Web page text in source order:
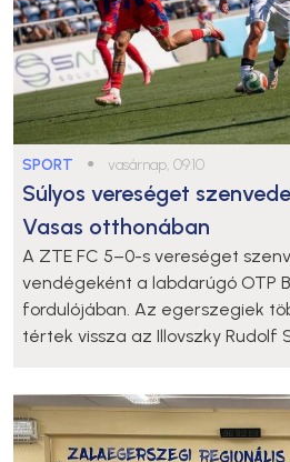
SPORT ● vasárnap, 09:10
Súlyos vereséget
Vasas otthonában
A ZTE FC 5–0-s vereséget
vendégeként a labdarúgó OTP
fordulójában. Az egerszegiek
tértek vissza az Illovszky Rudolf